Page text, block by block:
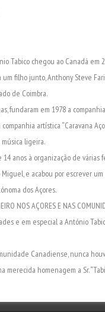
Tabico chegou ao Canadá
um filho junto, Anthony Steve
de Coimbra.
fundaram em 1978 a
artística “Caravana
ligeira.
anos à organização de
e acabou por escrever
dos Açores.
NOS AÇORES E NAS
e em especial a António
Canadiense, nunca
merecida homenagem a Sr.